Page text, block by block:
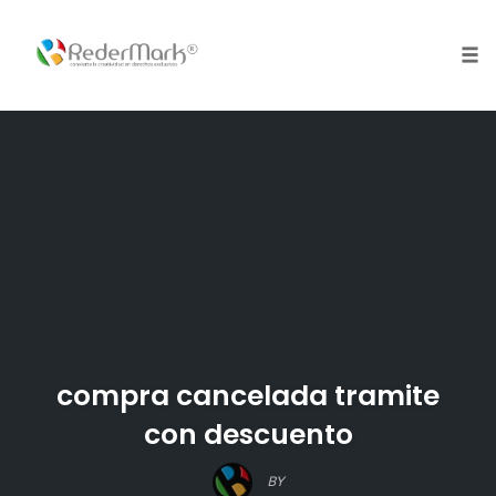
content
compra cancelada tramite
con descuento
BY